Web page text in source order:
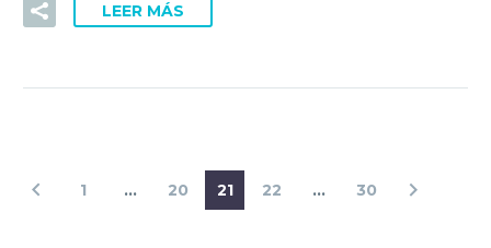
LEER MÁS
1 … 20 21 22 … 30